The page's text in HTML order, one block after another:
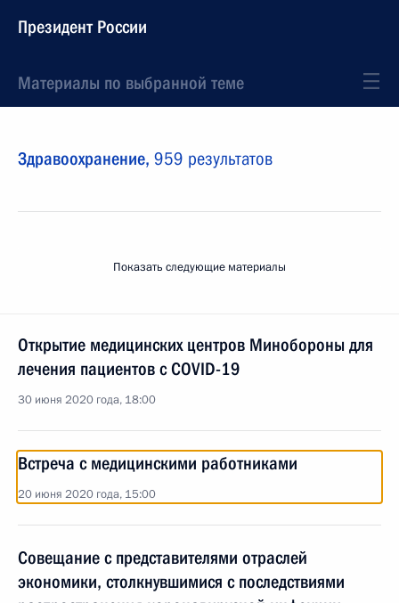
Президент России
Материалы по выбранной теме
Здравоохранение, 959 результатов
Показать следующие материалы
Открытие медицинских центров Минобороны для
лечения пациентов с COVID-19
30 июня 2020 года, 18:00
Встреча с медицинскими работниками
20 июня 2020 года, 15:00
Совещание с представителями отраслей
экономики, столкнувшимися с последствиями